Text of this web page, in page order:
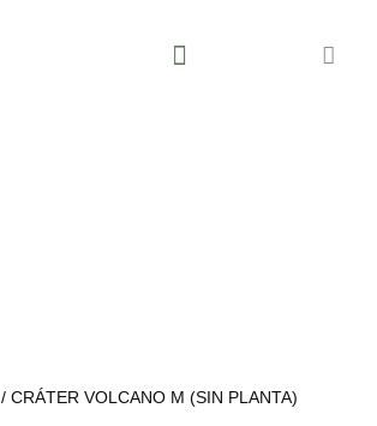
/ CRÁTER VOLCANO M (SIN PLANTA)